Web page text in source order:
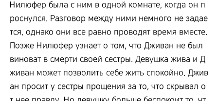
Нилюфер была с ним в одной комнате, когда он п
роснулся. Разговор между ними немного не задае
тся, однако они все равно проводят время вместе.
Позже Нилюфер узнает о том, что Дживан не был
виноват в смерти своей сестры. Девушка жива и Д
живан может позволить себе жить спокойно. Джив
ан просит у сестры прощения за то, что скрывал о